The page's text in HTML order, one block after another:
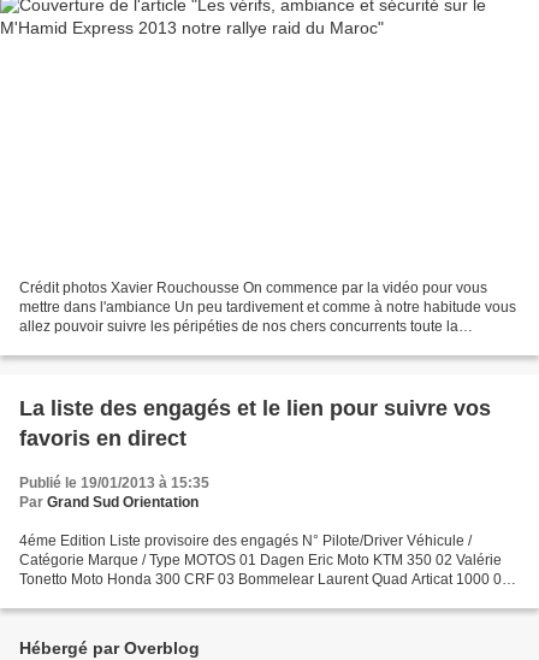
Crédit photos Xavier Rouchousse On commence par la vidéo pour vous
mettre dans l'ambiance Un peu tardivement et comme à notre habitude vous
allez pouvoir suivre les péripéties de nos chers concurrents toute la
La liste des engagés et le lien pour suivre vos
favoris en direct
Publié le 19/01/2013 à 15:35
Par Grand Sud Orientation
4éme Edition Liste provisoire des engagés N° Pilote/Driver Véhicule /
Catégorie Marque / Type MOTOS 01 Dagen Eric Moto KTM 350 02 Valérie
Tonetto Moto Honda 300 CRF 03 Bommelear Laurent Quad Articat 1000 04
Hébergé par Overblog